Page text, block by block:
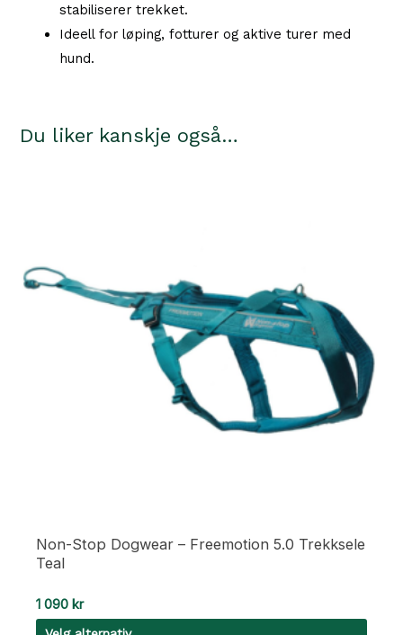
stabiliserer trekket.
Ideell for løping, fotturer og aktive turer med
hund.
Du liker kanskje også…
Non-Stop Dogwear – Freemotion 5.0 Trekksele
Teal
1 090 kr